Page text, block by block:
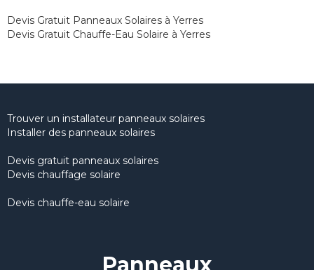
Devis Gratuit Panneaux Solaires à Yerres
Devis Gratuit Chauffe-Eau Solaire à Yerres
Trouver un installateur panneaux solaires
Installer des panneaux solaires
Devis gratuit panneaux solaires
Devis chauffage solaire
Devis chauffe-eau solaire
Panneaux